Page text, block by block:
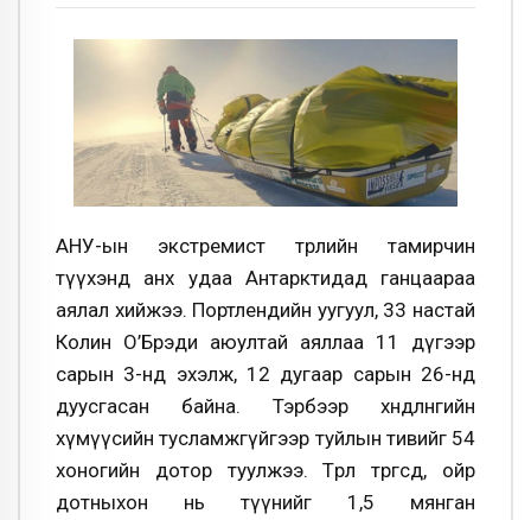
АНУ-ын экстремист төрлийн тамирчин
түүхэнд анх удаа Антарктидад ганцаараа
аялал хийжээ. Портлендийн уугуул, 33 настай
Колин О’Брэди аюултай аяллаа 11 дүгээр
сарын 3-нд эхэлж, 12 дугаар сарын 26-нд
дуусгасан байна. Тэрбээр хөндлөнгийн
хүмүүсийн тусламжгүйгээр туйлын тивийг 54
хоногийн дотор туулжээ. Төрөл төрөгсөд, ойр
дотныхон нь түүнийг 1,5 мянган